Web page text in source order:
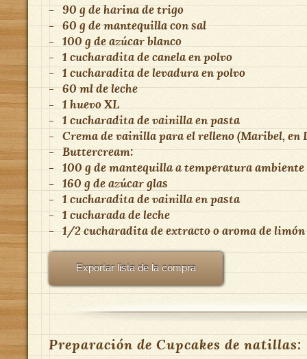
- 90 g de harina de trigo
- 60 g de mantequilla con sal
- 100 g de azúcar blanco
- 1 cucharadita de canela en polvo
- 1 cucharadita de levadura en polvo
- 60 ml de leche
- 1 huevo XL
- 1 cucharadita de vainilla en pasta
- Crema de vainilla para el relleno (Maribel, en
- Buttercream:
- 100 g de mantequilla a temperatura ambiente
- 160 g de azúcar glas
- 1 cucharadita de vainilla en pasta
- 1 cucharada de leche
- 1/2 cucharadita de extracto o aroma de limón
Exportar lista de la compra
Preparación de Cupcakes de natillas: